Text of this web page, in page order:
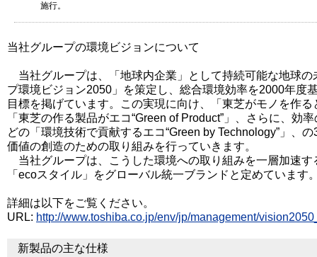
施行。
当社グループの環境ビジョンについて
当社グループは、「地球内企業」として持続可能な地球
プ環境ビジョン2050」を策定し、総合環境効率を2000年度
目標を掲げています。この実現に向け、「東芝がモノを作る
「東芝の作る製品がエコ“Green of Product”」、さらに、効
どの「環境技術で貢献するエコ“Green by Technology”」、
価値の創造のための取り組みを行っていきます。
当社グループは、こうした環境への取り組みを一層加速す
「ecoスタイル」をグローバル統一ブランドと定めています
詳細は以下をご覧ください。
URL: http://www.toshiba.co.jp/env/jp/management/
新製品の主な仕様